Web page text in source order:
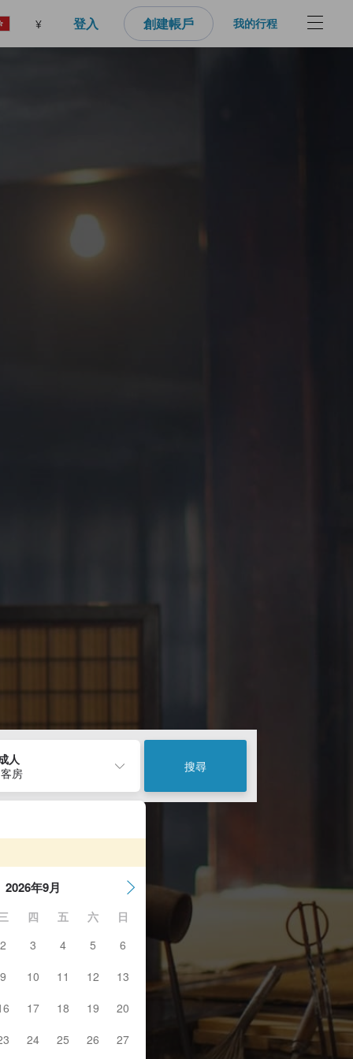
¥ 登入 創建帳戶 我的行程
人
房
搜尋
2026年9月
四 五 六
日
2
3 4 5
6
9
10 11 12
13
17 18 19
20
24 25 26 27